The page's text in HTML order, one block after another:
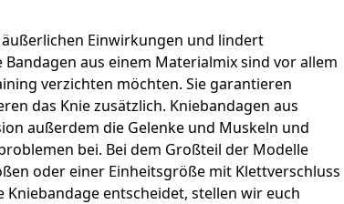
Einwirkungen und lindert
aus einem Materialmix sind vor allem
verzichten möchten. Sie garantieren
das Knie zusätzlich. Kniebandagen aus
außerdem die Gelenke und Muskeln und
bei. Bei dem Großteil der Modelle
oder einer Einheitsgröße mit Klettverschluss
entscheidet, stellen wir euch